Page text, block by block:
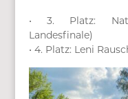
• 3. Platz:
Landesfinale)
• 4. Platz: Leni